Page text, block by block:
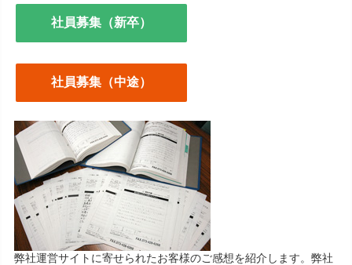
社員募集（新卒）
社員募集（中途）
弊社運営サイトに寄せられたお客様のご感想を紹介します。弊社